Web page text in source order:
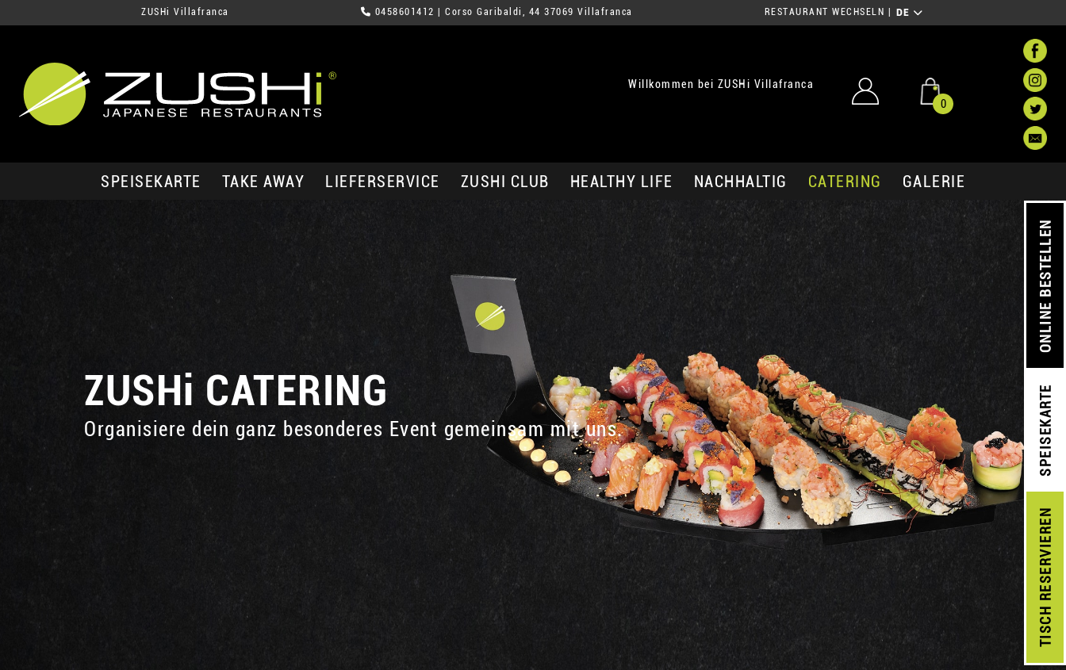
ZUSHi Villafranca 0458601412 | Corso Garibaldi, 44 37069 Villafranca RESTAURANT WECHSELN DE
Willkommen bei ZUSHi Villafranca
0
SPEISEKARTE TAKE AWAY LIEFERSERVICE ZUSHI CLUB HEALTHY LIFE NACHHALTIG CATERING GALERIE
TISCH
RESERVIEREN
SPEISEKARTE
ONLINE BESTELLEN
ZUSHi CATERING
Organisiere dein ganz besonderes Event gemeinsam mit uns.